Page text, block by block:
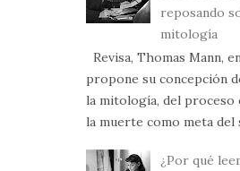
reposando
mitología
Revisa, Thomas Mann,
propone su concepción
la mitología, del proceso
la muerte como meta del
¿Por qué